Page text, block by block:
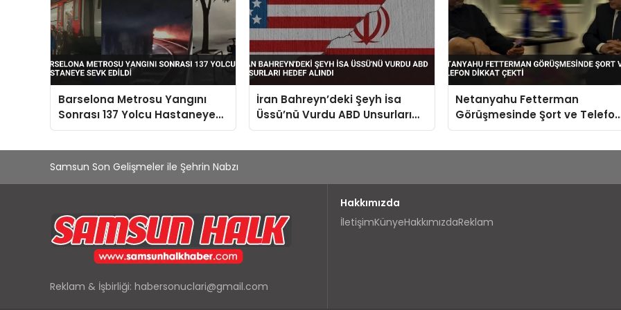
Barselona Metrosu Yangını
Sonrası 137 Yolcu Hastaneye
Sevk Edildi
İran Bahreyn’deki Şeyh İsa
Üssü’nü Vurdu ABD Unsurları
Hedef Alındı
Netanyahu Fetterman
Görüşmesinde Şort ve
Dikkat Çekti
Samsun Son Gelişmeler ile Şehrin Nabzı
Reklam & İşbirliği: habersonuclari@gmail.com
Hakkımızda
İletişimKünyeHakkımızdaReklam